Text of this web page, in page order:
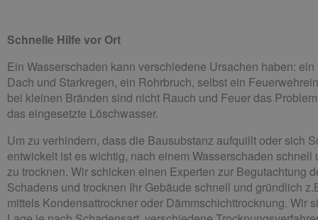
Schnelle Hilfe vor Ort
Ein Wasserschaden kann verschiedene Ursachen haben: ein
Dach und Starkregen, ein Rohrbruch, selbst ein
bei kleinen Bränden sind nicht Rauch und Feuer das
das eingesetzte Löschwasser.
Um zu verhindern, dass die Bausubstanz aufquillt oder sich
entwickelt ist es wichtig, nach einem Wasserschaden schnell
zu trocknen. Wir schicken einen Experten zur Begutachtung
Schadens und trocknen Ihr Gebäude schnell und gründlich
mittels Kondensattrockner oder Dämmschichttrocknung. Wir